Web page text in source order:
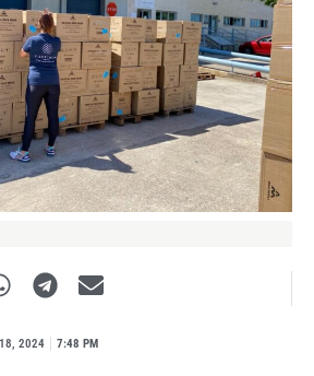
2024 7:48 PM